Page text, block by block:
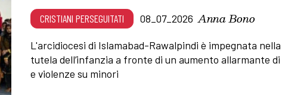
CRISTIANI PERSEGUITATI 08_07_2026 Anna Bono
L'arcidiocesi di Islamabad-Rawalpindi è impegnata nella
tutela dell’infanzia a fronte di un aumento allarmante
e violenze su minori